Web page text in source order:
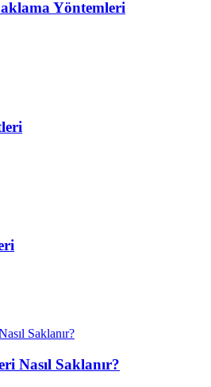
Yöntemleri
Nasıl Saklanır?